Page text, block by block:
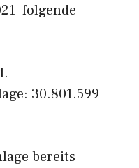
folgende
30.801.599
bereits